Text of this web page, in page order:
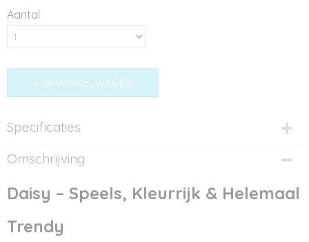
Aantal
IN WINKELWAGEN
Specificaties
Productcode
AC11220
30 x 0 x 0 cm
Omschrijving
Daisy – Speels, Kleurrijk & Helemaal
Trendy